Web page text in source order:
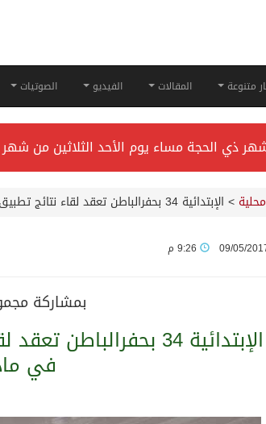
متنوعة المقالات الفيديو الصوتيات
في جدة.
فبراير 2026
وسمو ولي العهد.. وصول التوأم الملتصق
> الإبتدائية 34 بحفرالباطن تعقد لقاء نتائج تطبيق مجتمعات التعلم المهنية في مادة الرياضيات
09/05/
بمشاركة
الإبتدائية 34
في